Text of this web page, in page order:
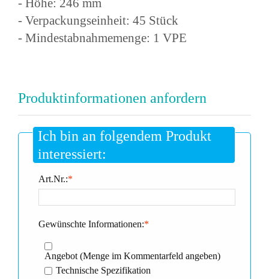
- Verpackungseinheit: 45 Stück
- Mindestabnahmemenge: 1 VPE
Produktinformationen anfordern
Ich bin an folgendem Produkt
interessiert:
*
Art.Nr.:
*
Gewünschte Informationen:
Angebot (Menge im Kommentarfeld angeben)
Technische Spezifikation